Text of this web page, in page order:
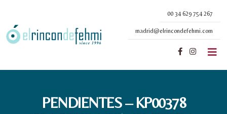
00 34 629 754 267
madrid@elrincondefehmi.com
PENDIENTES – KP00378